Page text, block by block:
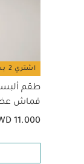
اشتري 2 بسعر 18 د.ك
طقم
قماش
11.000